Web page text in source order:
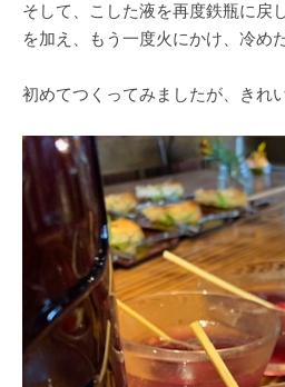
そして、こした液を再度鉄瓶に戻
を加え、もう一度火にかけ、冷め
初めてつくってみましたが、きれ